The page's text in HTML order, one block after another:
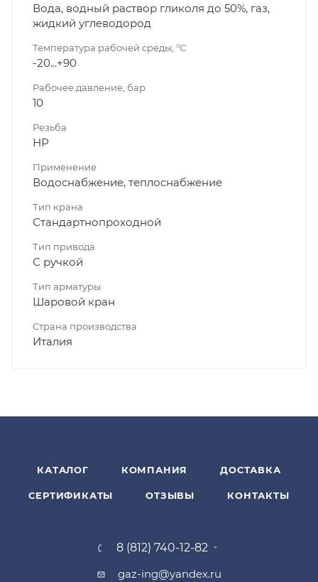
Вода, водный раствор гликоля до 50%, газ,
жидкий углеводород
Температура рабочей среды, °C
-20...+90
Рабочее давление, бар
10
Резьба
НР
Применение
Водоснабжение, теплоснабжение
Тип крана
Стандартнопроходной
Тип привода
С ручкой
Тип арматуры
Шаровой кран
Страна производства
Италия
КАТАЛОГ КОМПАНИЯ ДОСТАВКА
СЕРТИФИКАТЫ ОТЗЫВЫ КОНТАКТЫ
8 (812) 740-12-82
gaz-ing@yandex.ru